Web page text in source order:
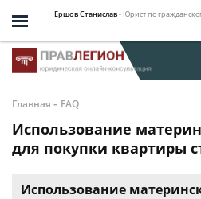
Ершов Станислав- Юрист по
Главная - FAQ
Использование
для покупки квартиры
Использование